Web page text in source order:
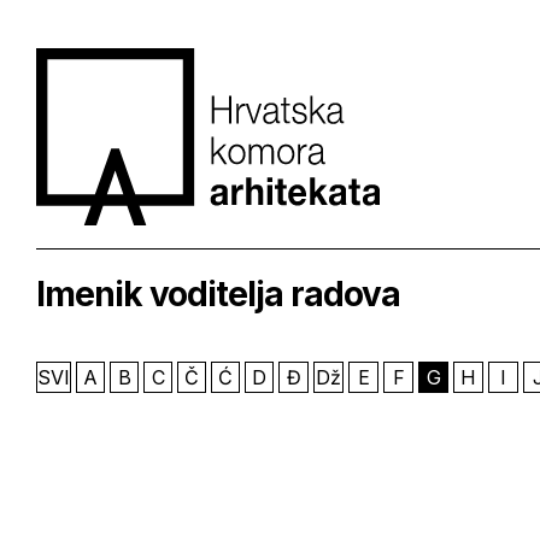
Imenik voditelja radova
SVI A B C Č Ć D Đ Dž E F G H I